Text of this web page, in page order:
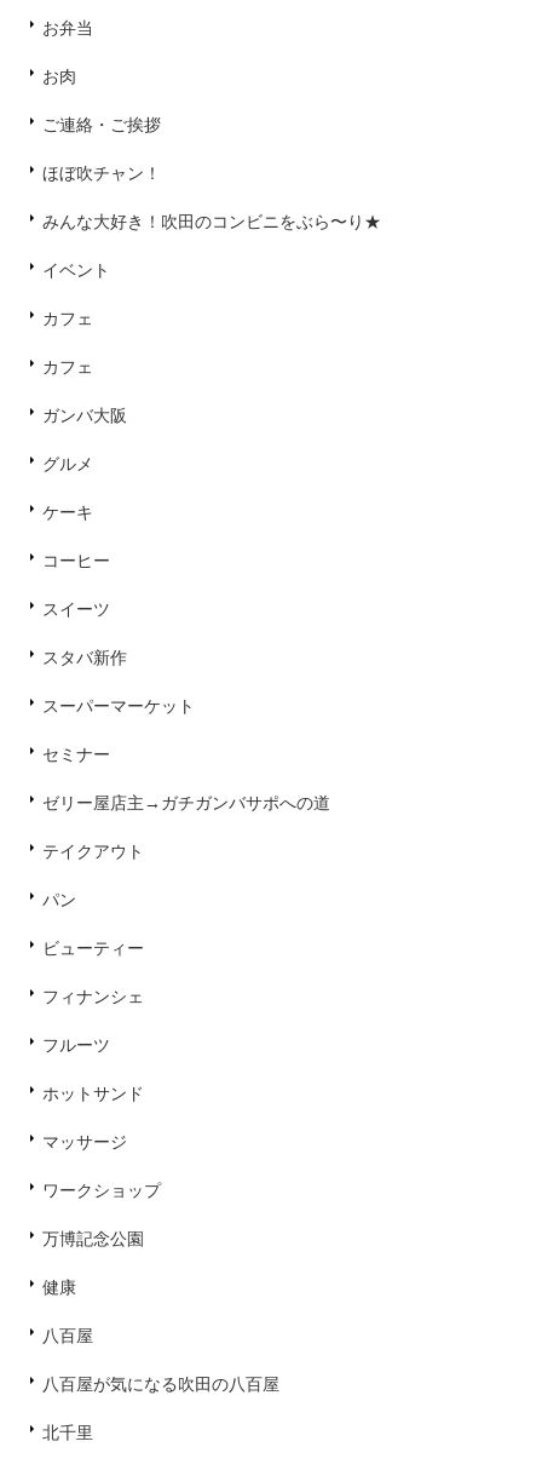
お弁当
お肉
ご連絡・ご挨拶
ほぼ吹チャン！
みんな大好き！吹田のコンビニをぶら〜り★
イベント
カフェ
カフェ
ガンバ大阪
グルメ
ケーキ
コーヒー
スイーツ
スタバ新作
スーパーマーケット
セミナー
ゼリー屋店主→ガチガンバサポへの道
テイクアウト
パン
ビューティー
フィナンシェ
フルーツ
ホットサンド
マッサージ
ワークショップ
万博記念公園
健康
八百屋
八百屋が気になる吹田の八百屋
北千里